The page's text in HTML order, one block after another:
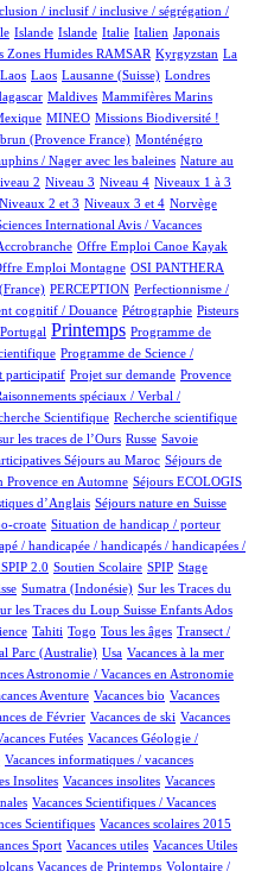
/ inclusif / inclusive / ségrégation /
Islande Islande Italie Italien Japonais
Zones Humides RAMSAR Kyrgyzstan La
Laos Laos Lausanne (Suisse) Londres
Maldives Mammifères Marins
MINEO Missions Biodiversité !
(Provence France) Monténégro
/ Nager avec les baleines Nature au
2 Niveau 3 Niveau 4 Niveaux 1 à 3
Niveaux 2 et 3 Niveaux 3 et 4 Norvège
International Avis / Vacances
Offre Emploi Canoe Kayak
Emploi Montagne OSI PANTHERA
PERCEPTION Perfectionnisme /
cognitif / Douance Pétrographie Pisteurs
Portugal Printemps Programme de
Programme de Science /
participatif Projet sur demande Provence
spéciaux / Verbal /
Scientifique Recherche scientifique
les traces de l’Ours Russe Savoie
Séjours au Maroc Séjours de
Provence en Automne Séjours ECOLOGIS
d’Anglais Séjours nature en Suisse
croate Situation de handicap / porteur
/ handicapée / handicapés / handicapées /
2.0 Soutien Scolaire SPIP Stage
Sumatra (Indonésie) Sur les Traces du
les Traces du Loup Suisse Enfants Ados
Tahiti Togo Tous les âges Transect /
Parc (Australie) Usa Vacances à la mer
Astronomie / Vacances en Astronomie
Aventure Vacances bio Vacances
de Février Vacances de ski Vacances
Futées Vacances Géologie /
Vacances informatiques / vacances
Insolites Vacances insolites Vacances
Vacances Scientifiques / Vacances
Scientifiques Vacances scolaires 2015
Sport Vacances utiles Vacances Utiles
Vacances de Printemps Volontaire /